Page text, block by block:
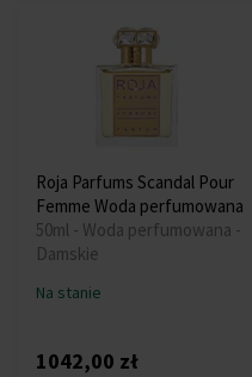
Roja Parfums Scandal Pour
Femme Woda perfumowana
50ml - Woda perfumowana -
Damskie
Na stanie
1042,00 zł